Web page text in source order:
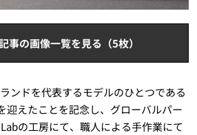
事の画像一覧を見る（5枚）
ンドを代表するモデルのひとつである
迎えたことを記念し、グローバルパー
の工房にて、職人による手作業にて